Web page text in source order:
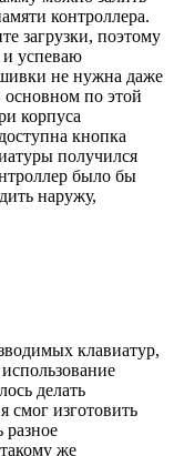
контроллера.
загрузки, поэтому
и успеваю
не нужна даже
основном по этой
корпуса
кнопка
получился
было бы
наружу,
клавиатур,
делать
смог изготовить
разное
же